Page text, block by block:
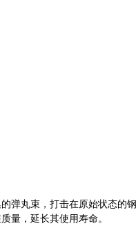
丸束，打击在原始状态的
量，延长其使用寿命。